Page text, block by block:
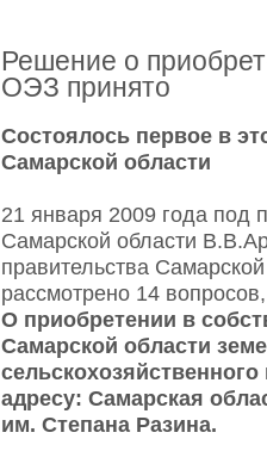
Решение о
ОЭЗ принято
Состоялось первое в
Самарской области
21 января 2009 года под
Самарской области
правительства
рассмотрено 14
О приобретении в
Самарской области
адресу: Самарская
им. Степана Разина.